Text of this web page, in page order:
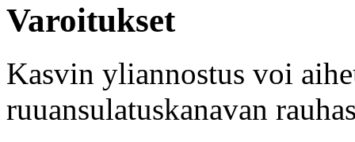
Varoitukset
Kasvin yliannostus voi
ruuansulatuskanavan